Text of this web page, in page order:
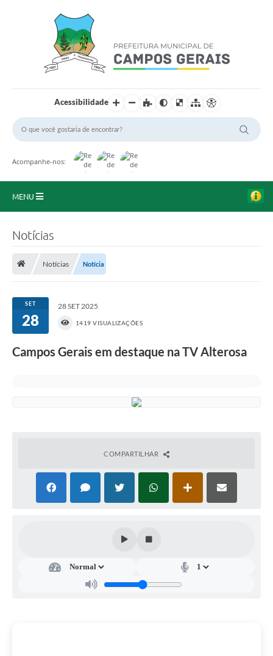
Acessibilidade
Acompanhe-nos:
MENU
Portal da Transparência
Secretarias
Notícias
Notícias Notícia
SET
28
28 SET 2025
1419 VISUALIZAÇÕES
Campos Gerais em destaque na TV Alterosa
COMPARTILHAR